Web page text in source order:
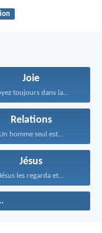
Joie
toujours dans la...
Relations
Un homme seul est...
Jésus
les regarda et...